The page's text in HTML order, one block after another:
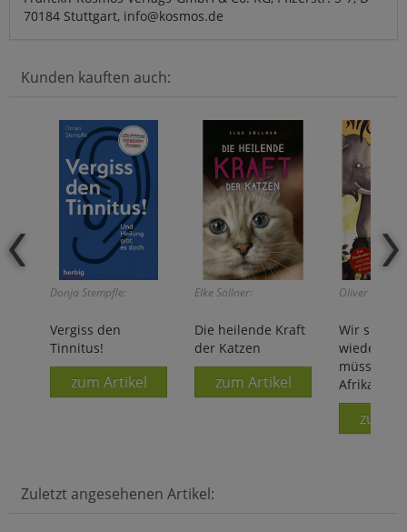
70184 Stuttgart, info@kosmos.de
Kunden kauften auch:
Donja Stempfle:
Vergiss den
Tinnitus!
zum Artikel
Elke Söllner:
Die heilende Kraft
der Katzen
zum Artikel
Oliver Scherz:
Wir sind
wieder da,
müssen
Afrika
zum
Zuletzt angesehenen Artikel: